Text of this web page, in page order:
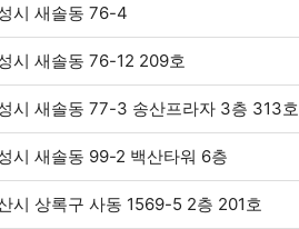
시 새솔동 76-4
시 새솔동 76-12 209호
시 새솔동 77-3 송산프라자 3층 313호
시 새솔동 99-2 백산타워 6층
시 상록구 사동 1569-5 2층 201호